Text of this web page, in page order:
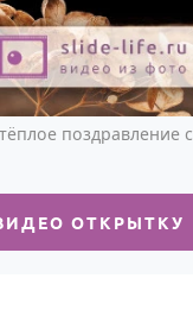
поздравление с
ОТКРЫТКУ